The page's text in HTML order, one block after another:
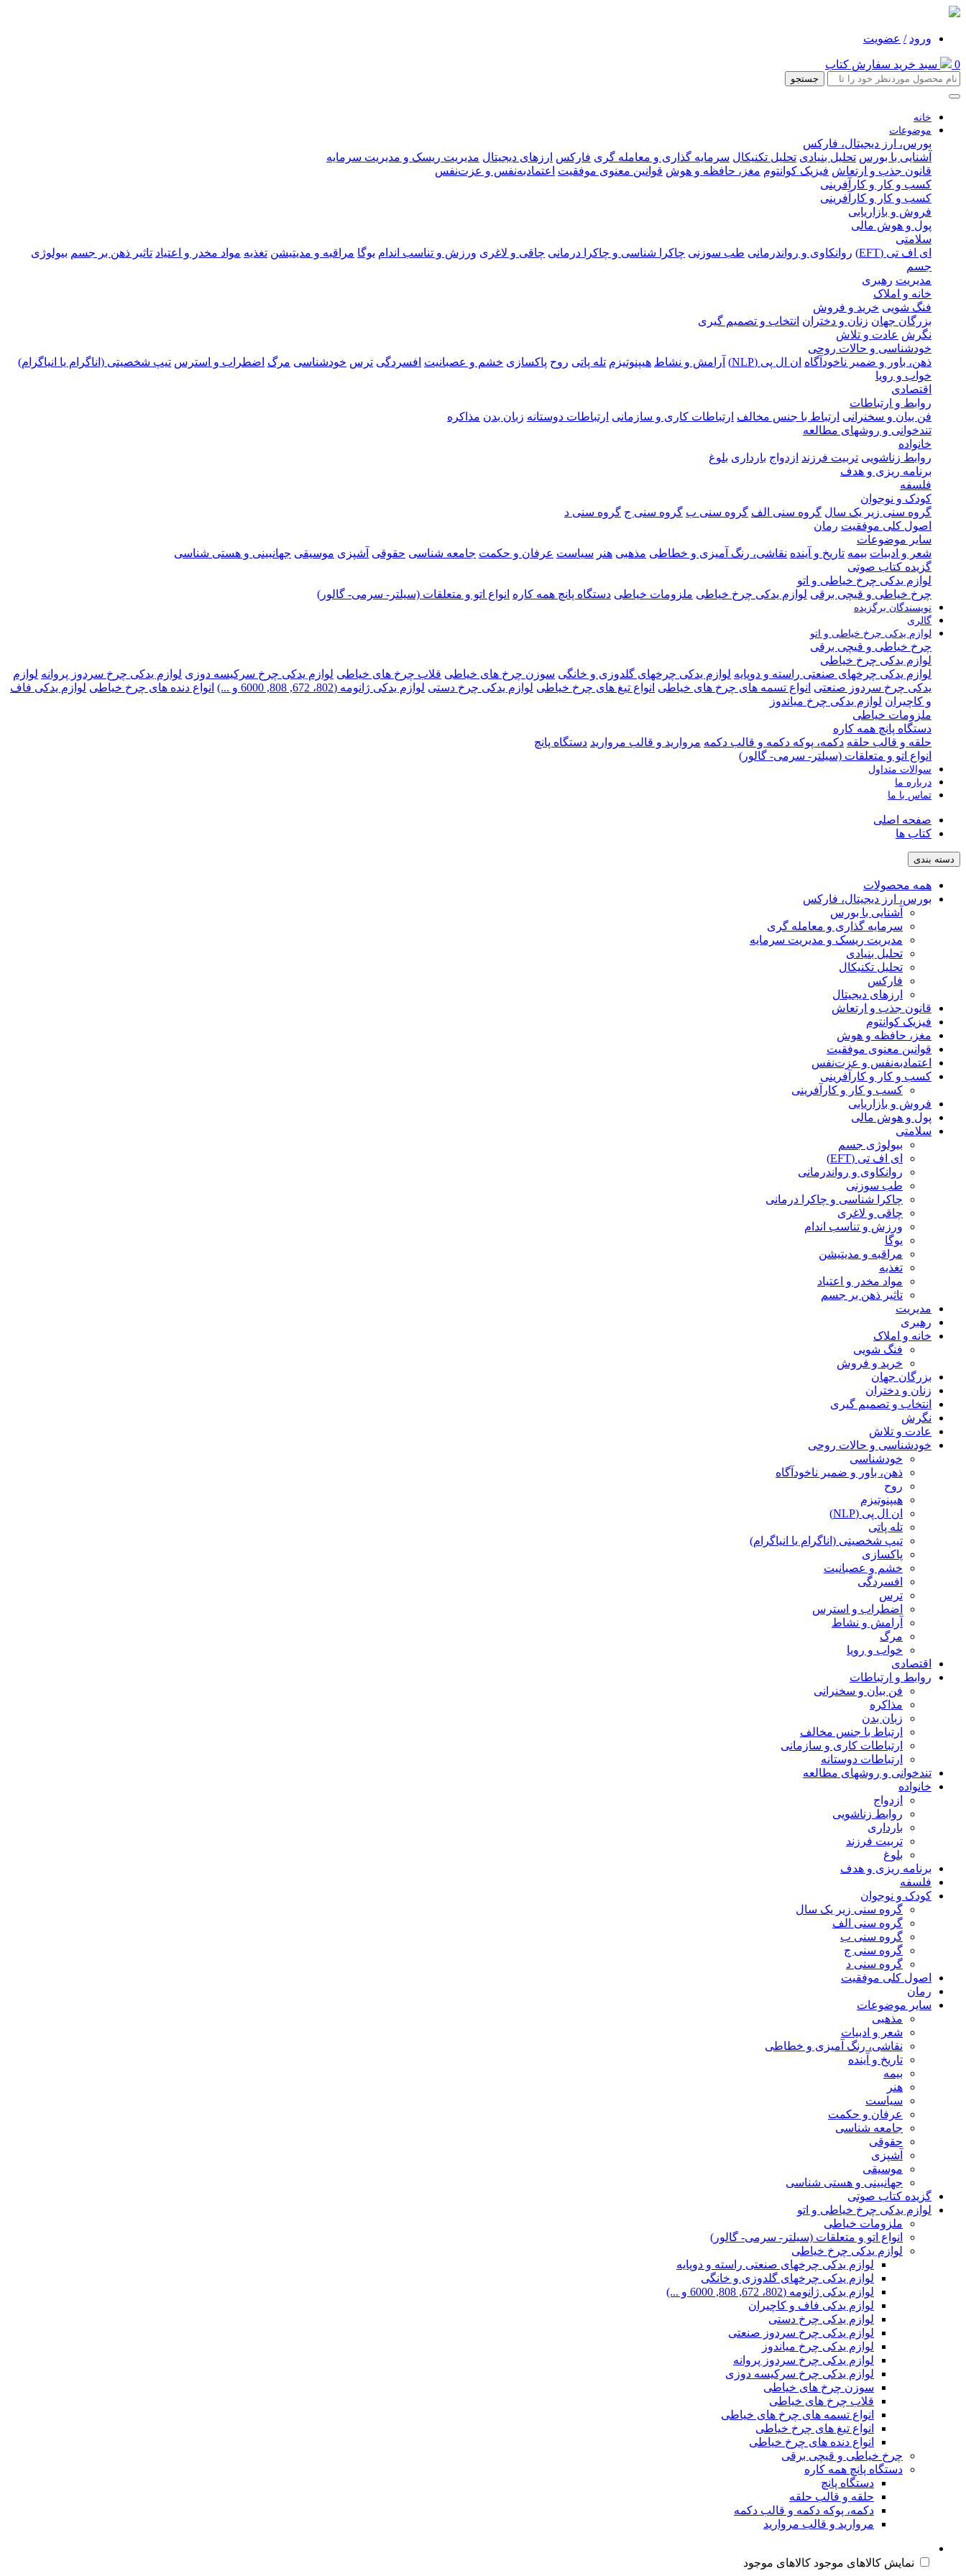
ورود / عضویت
0 سبد خرید سفارش کتاب
جستجو
خانه
موضوعات
بورس، ارز دیجیتال، فارکس
آشنایی با بورس تحلیل بنیادی تحلیل تکنیکال سرمایه گذاری و معامله گری فارکس ارزهای دیجیتال مدیریت ریسک و مدیریت سرمایه
قانون جذب و ارتعاش فیزیک کوانتوم مغز، حافظه و هوش قوانین معنوی موفقیت
اعتماد‌به‌نفس و عزت‌نفس
کسب و کار و کارآفرینی
کسب و کار و کارآفرینی
فروش و بازاریابی
پول و هوش مالی
سلامتی
ای اف تی (EFT)
روانکاوی و رواندرمانی طب سوزنی چاکرا شناسی و چاکرا درمانی چاقی و لاغری ورزش و تناسب اندام یوگا مراقبه و مدیتیشن تغذیه مواد مخدر و اعتیاد تاثیر ذهن بر جسم بیولوژی
جسم
مدیریت رهبری
خانه و املاک
فنگ شویی خرید و فروش
بزرگان جهان زنان و دختران انتخاب و تصمیم گیری
نگرش عادت و تلاش
خودشناسی و حالات روحی
ذهن، باور و ضمیر ناخودآگاه ان ال پی (NLP) آرامش و نشاط هیپنوتیزم تله پاتی روح پاکسازی خشم و عصبانیت افسردگی ترس خودشناسی مرگ اضطراب و استرس تیپ شخصیتی (اناگرام یا انیاگرام)
خواب و رویا
اقتصادی
روابط و ارتباطات
فن بیان و سخنرانی ارتباط با جنس مخالف ارتباطات کاری و سازمانی ارتباطات دوستانه زبان بدن مذاکره
تندخوانی و روشهای مطالعه
خانواده
روابط زناشویی تربیت فرزند ازدواج بارداری بلوغ
برنامه ریزی و هدف
فلسفه
کودک و نوجوان
گروه سنی زیر یک سال گروه سنی الف گروه سنی ب گروه سنی ج گروه سنی د
اصول کلی موفقیت رمان
سایر موضوعات
شعر و ادبیات بیمه تاریخ و آینده نقاشی، رنگ آمیزی و خطاطی مذهبی هنر سیاست عرفان و حکمت جامعه شناسی حقوقی آشپزی موسیقی جهانبینی و هستی شناسی
گزیده کتاب صوتی
لوازم یدکی چرخ خیاطی و اتو
چرخ خیاطی و قیچی برقی لوازم یدکی چرخ خیاطی ملزومات خیاطی دستگاه پانچ همه کاره انواع اتو و متعلقات (سیلتر- سرمی- گالور)
نویسندگان برگزیده
گالری
لوازم یدکی چرخ خیاطی و اتو
چرخ خیاطی و قیچی برقی
لوازم یدکی چرخ خیاطی
لوازم یدکی چرخهای صنعتی راسته و دوپایه لوازم یدکی چرخهای گلدوزی و خانگی سوزن چرخ های خیاطی قلاب چرخ های خیاطی لوازم یدکی چرخ سرکیسه دوزی لوازم یدکی چرخ سردوز پروانه لوازم
یدکی چرخ سردوز صنعتی انواع تسمه های چرخ های خیاطی انواع تیغ های چرخ خیاطی لوازم یدکی چرخ دستی لوازم یدکی ژانومه (802، 672, 808, 6000 و ...) انواع دنده های چرخ خیاطی لوازم یدکی فاف
و کاچیران لوازم یدکی چرخ میاندوز
ملزومات خیاطی
دستگاه پانچ همه کاره
حلقه و قالب حلقه دکمه، پوکه دکمه و قالب دکمه مروارید و قالب مروارید دستگاه پانچ
انواع اتو و متعلقات (سیلتر- سرمی- گالور)
سوالات متداول
درباره ما
تماس با ما
صفحه اصلی
کتاب ها
دسته بندی
همه محصولات
بورس، ارز دیجیتال، فارکس
آشنایی با بورس
سرمایه گذاری و معامله گری
مدیریت ریسک و مدیریت سرمایه
تحلیل بنیادی
تحلیل تکنیکال
فارکس
ارزهای دیجیتال
قانون جذب و ارتعاش
فیزیک کوانتوم
مغز، حافظه و هوش
قوانین معنوی موفقیت
اعتماد‌به‌نفس و عزت‌نفس
کسب و کار و کارآفرینی
کسب و کار و کارآفرینی
فروش و بازاریابی
پول و هوش مالی
سلامتی
بیولوژی جسم
ای اف تی (EFT)
روانکاوی و رواندرمانی
طب سوزنی
چاکرا شناسی و چاکرا درمانی
چاقی و لاغری
ورزش و تناسب اندام
یوگا
مراقبه و مدیتیشن
تغذیه
مواد مخدر و اعتیاد
تاثیر ذهن بر جسم
مدیریت
رهبری
خانه و املاک
فنگ شویی
خرید و فروش
بزرگان جهان
زنان و دختران
انتخاب و تصمیم گیری
نگرش
عادت و تلاش
خودشناسی و حالات روحی
خودشناسی
ذهن، باور و ضمیر ناخودآگاه
روح
هیپنوتیزم
ان ال پی (NLP)
تله پاتی
تیپ شخصیتی (اناگرام یا انیاگرام)
پاکسازی
خشم و عصبانیت
افسردگی
ترس
اضطراب و استرس
آرامش و نشاط
مرگ
خواب و رویا
اقتصادی
روابط و ارتباطات
فن بیان و سخنرانی
مذاکره
زبان بدن
ارتباط با جنس مخالف
ارتباطات کاری و سازمانی
ارتباطات دوستانه
تندخوانی و روشهای مطالعه
خانواده
ازدواج
روابط زناشویی
بارداری
تربیت فرزند
بلوغ
برنامه ریزی و هدف
فلسفه
کودک و نوجوان
گروه سنی زیر یک سال
گروه سنی الف
گروه سنی ب
گروه سنی ج
گروه سنی د
اصول کلی موفقیت
رمان
سایر موضوعات
مذهبی
شعر و ادبیات
نقاشی، رنگ آمیزی و خطاطی
تاریخ و آینده
بیمه
هنر
سیاست
عرفان و حکمت
جامعه شناسی
حقوقی
آشپزی
موسیقی
جهانبینی و هستی شناسی
گزیده کتاب صوتی
لوازم یدکی چرخ خیاطی و اتو
ملزومات خیاطی
انواع اتو و متعلقات (سیلتر- سرمی- گالور)
لوازم یدکی چرخ خیاطی
لوازم یدکی چرخهای صنعتی راسته و دوپایه
لوازم یدکی چرخهای گلدوزی و خانگی
لوازم یدکی ژانومه (802، 672, 808, 6000 و ...)
لوازم یدکی فاف و کاچیران
لوازم یدکی چرخ دستی
لوازم یدکی چرخ سردوز صنعتی
لوازم یدکی چرخ میاندوز
لوازم یدکی چرخ سردوز پروانه
لوازم یدکی چرخ سرکیسه دوزی
سوزن چرخ های خیاطی
قلاب چرخ های خیاطی
انواع تسمه های چرخ های خیاطی
انواع تیغ های چرخ خیاطی
انواع دنده های چرخ خیاطی
چرخ خیاطی و قیچی برقی
دستگاه پانچ همه کاره
دستگاه پانچ
حلقه و قالب حلقه
دکمه، پوکه دکمه و قالب دکمه
مروارید و قالب مروارید
نمایش کالاهای موجود کالاهای موجود